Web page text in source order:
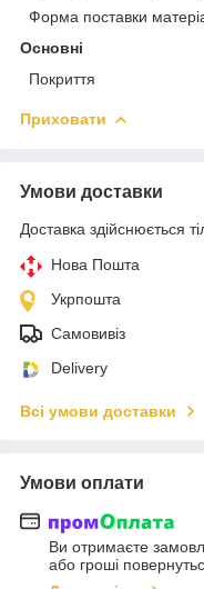
Форма поставки
Основні
Покриття
Приховати
Умови доставки
Доставка здійснюється
Нова Пошта
Укрпошта
Самовивіз
Delivery
Всі умови доставки
Умови оплати
Ви отримаєте
або гроші